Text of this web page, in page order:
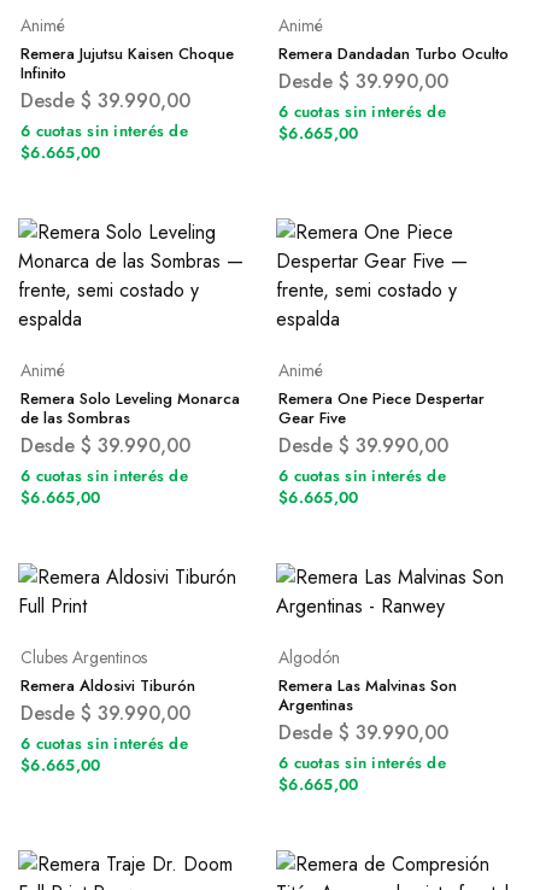
Animé
Remera Jujutsu Kaisen Choque
Infinito
Desde $ 39.990,00
6 cuotas sin interés de
$6.665,00
Animé
Remera Dandadan Turbo Oculto
Desde $ 39.990,00
6 cuotas sin interés de
$6.665,00
Animé
Remera Solo Leveling Monarca
de las Sombras
Desde $ 39.990,00
6 cuotas sin interés de
$6.665,00
Animé
Remera One Piece Despertar
Gear Five
Desde $ 39.990,00
6 cuotas sin interés de
$6.665,00
Clubes Argentinos
Remera Aldosivi Tiburón
Desde $ 39.990,00
6 cuotas sin interés de
$6.665,00
Algodón
Remera Las Malvinas Son
Argentinas
Desde $ 39.990,00
6 cuotas sin interés de
$6.665,00